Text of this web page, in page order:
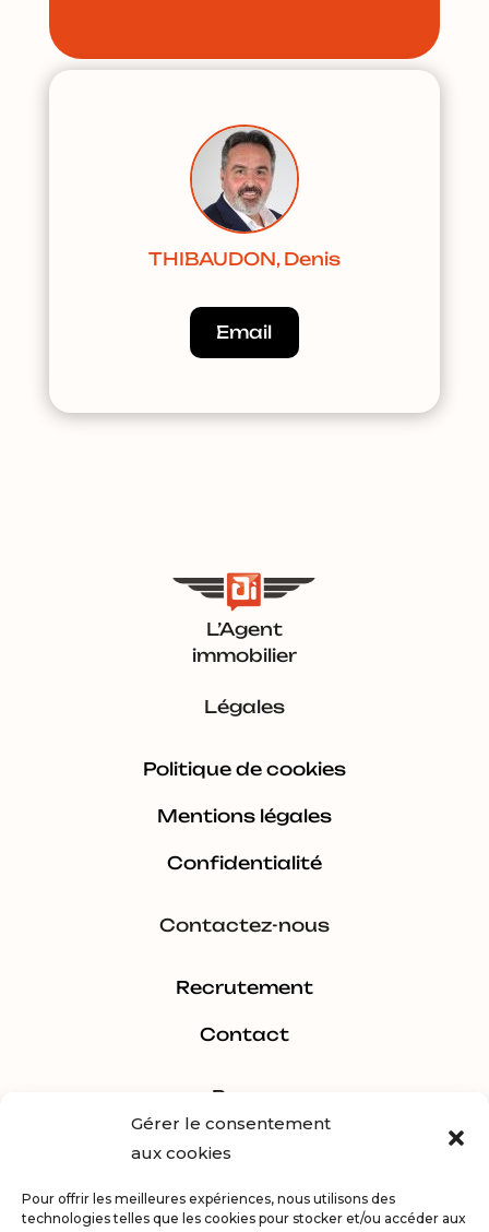
Gérer le consentement
aux cookies
Pour offrir les meilleures expériences, nous utilisons des
technologies telles que les cookies pour stocker et/ou accéder aux
THIBAUDON, Denis
Email
L’Agent
immobilier
Légales
Politique de cookies
Mentions légales
Confidentialité
Contactez-nous
Recrutement
Contact
Pages
Estimer
Acheter